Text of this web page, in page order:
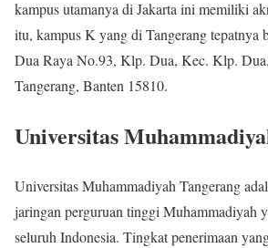
kampus utamanya di Jakarta ini memiliki
itu, kampus K yang di Tangerang tepatnya
Dua Raya No.93, Klp. Dua, Kec. Klp.
Tangerang, Banten 15810.
Universitas
Universitas Muhammadiyah Tangerang
jaringan perguruan tinggi Muhammadiyah
seluruh Indonesia. Tingkat penerimaan